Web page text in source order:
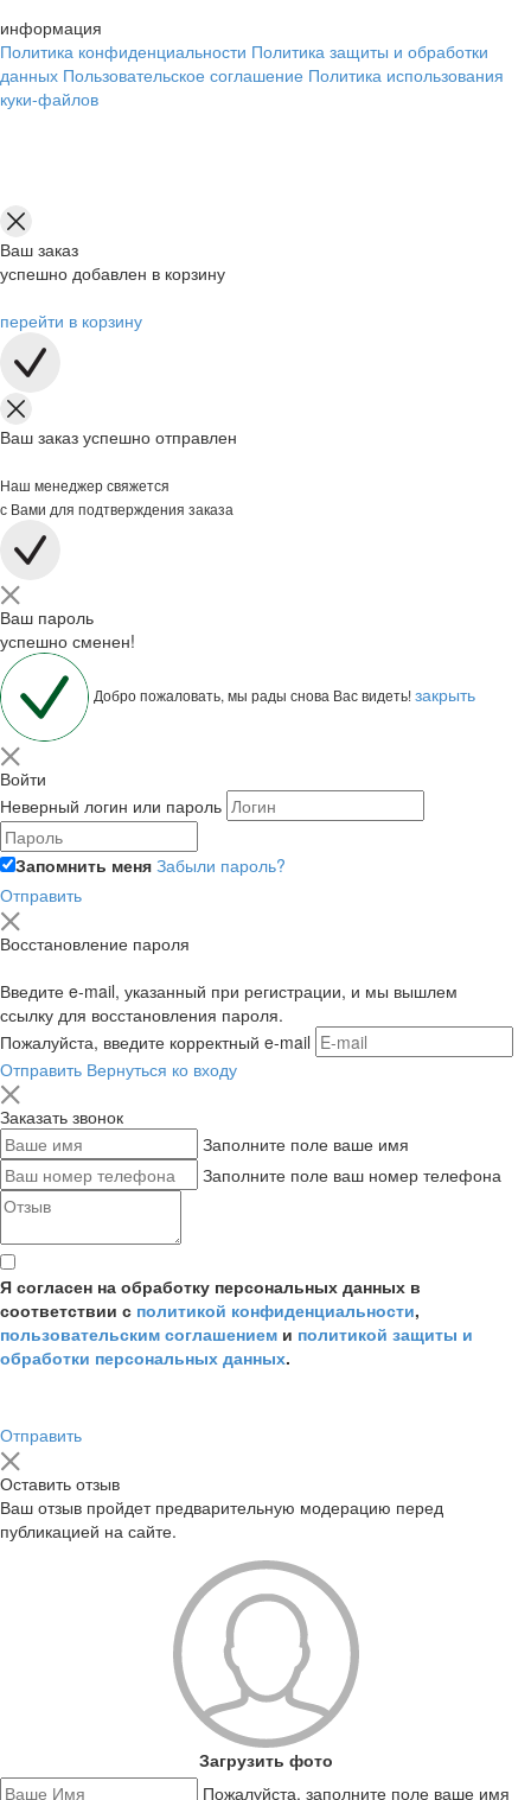
информация
Политика конфиденциальности Политика защиты и обработки
данных Пользовательское соглашение Политика использования
куки-файлов
Ваш заказ
успешно добавлен в корзину
перейти в корзину
Ваш заказ успешно отправлен
Наш менеджер свяжется
с Вами для подтверждения заказа
Ваш пароль
успешно сменен!
Добро пожаловать, мы рады снова Вас видеть!закрыть
Войти
Неверный логин или пароль
Запомнить меня Забыли пароль?
Отправить
Восстановление пароля
Введите e-mail, указанный при регистрации, и мы вышлем
ссылку для восстановления пароля.
Пожалуйста, введите корректный e-mail
Отправить Вернуться ко входу
Заказать звонок
Заполните поле ваше имя
Заполните поле ваш номер телефона
Я согласен на обработку персональных данных в
соответствии с политикой конфиденциальности,
пользовательским соглашением и политикой защиты и
обработки персональных данных.
Отправить
Оставить отзыв
Ваш отзыв пройдет предварительную модерацию перед
публикацией на сайте.
Загрузить фото
Пожалуйста, заполните поле ваше имя